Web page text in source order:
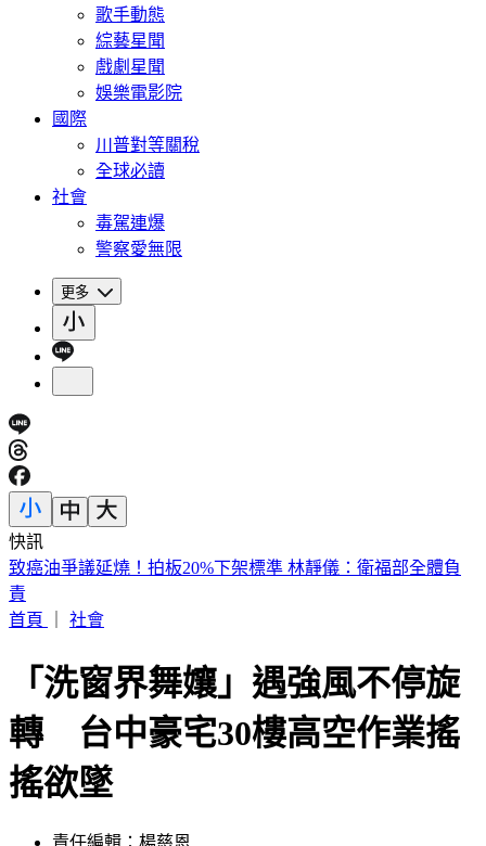
歌手動態
綜藝星聞
戲劇星聞
娛樂電影院
國際
川普對等關稅
全球必讀
社會
毒駕連爆
警察愛無限
更多
快訊
致癌油爭議延燒！拍板20%下架標準 林靜儀：衛福部全體負
責
首頁
社會
「洗窗界舞孃」遇強風不停旋
轉 台中豪宅30樓高空作業搖
搖欲墜